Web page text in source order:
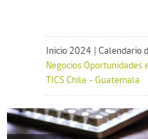
Inicio 2024 Calendario
Negocios Oportunidades
TICS Chile - Guatemala